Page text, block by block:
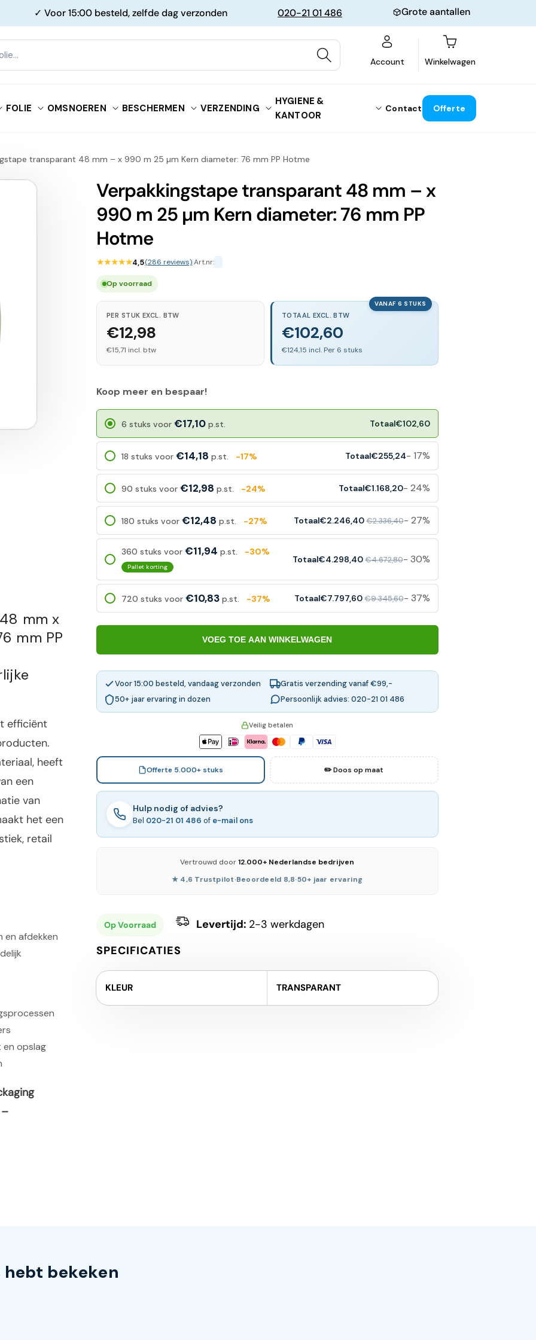
✓ Voor 15:00 besteld, zelfde dag verzonden 020-21 01 486 Grote aantallen
Account Winkelwagen
FOLIE OMSNOEREN BESCHERMEN VERZENDING
HYGIENE &
KANTOOR
Contact Offerte
transparant 48 mm – x 990 m 25 µm Kern diameter: 76 mm PP Hotme
mm x
mm PP
efficiënt
heeft
een
van
het een
retail
en afdekken
opslag
Verpakkingstape transparant 48 mm – x
990 m 25 µm Kern diameter: 76 mm PP
Hotme
★★★★★4,5(286 reviews)|Art.nr:
Op voorraad
PER STUK EXCL. BTW
€12,98
€15,71 incl. btw
VANAF 6 STUKS
TOTAAL EXCL. BTW
€102,60
€124,15 incl. Per 6 stuks
Koop meer en bespaar!
6 stuks voor €17,10 p.st. Totaal€102,60
18 stuks voor €14,18 p.st. -17% Totaal€255,24- 17%
90 stuks voor €12,98 p.st. -24% Totaal€1.168,20- 24%
180 stuks voor €12,48 p.st. -27% Totaal€2.246,40 €2.336,40- 27%
360 stuks voor €11,94 p.st. -30%
Pallet korting
Totaal€4.298,40 €4.672,80- 30%
720 stuks voor €10,83 p.st. -37% Totaal€7.797,60 €9.345,60- 37%
VOEG TOE AAN WINKELWAGEN
Voor 15:00 besteld, vandaag verzonden
Gratis verzending vanaf €99,-
50+ jaar ervaring in dozen
Persoonlijk advies: 020-21 01 486
Veilig betalen
Offerte 5.000+ stuks ✏️ Doos op maat
Hulp nodig of advies?
Bel 020-21 01 486 of e-mail ons
Vertrouwd door12.000+ Nederlandse bedrijven
★ 4,6 Trustpilot·Beoordeeld 8,8·50+ jaar ervaring
Op Voorraad Levertijd: 2-3 werkdagen
SPECIFICATIES
KLEUR TRANSPARANT
bekeken